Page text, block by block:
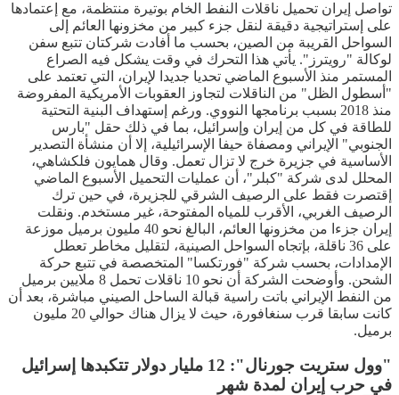
تواصل إيران تحميل ناقلات النفط الخام بوتيرة منتظمة، مع إعتمادها
على إستراتيجية دقيقة لنقل جزء كبير من مخزونها العائم إلى
السواحل القريبة من الصين، بحسب ما أفادت شركتان تتبع سفن
لوكالة "رويترز". يأتي هذا التحرك في وقت يشكل فيه الصراع
المستمر منذ الأسبوع الماضي تحديا جديدا لإيران، التي تعتمد على
"أسطول الظل" من الناقلات لتجاوز العقوبات الأمريكية المفروضة
منذ 2018 بسبب برنامجها النووي. ورغم إستهداف البنية التحتية
للطاقة في كل من إيران وإسرائيل، بما في ذلك حقل "بارس
الجنوبي" الإيراني ومصفاة حيفا الإسرائيلية، إلا أن منشأة التصدير
الأساسية في جزيرة خرج لا تزال تعمل. وقال همايون فلكشاهي،
المحلل لدى شركة "كبلر"، أن عمليات التحميل الأسبوع الماضي
إقتصرت فقط على الرصيف الشرقي للجزيرة، في حين ترك
الرصيف الغربي، الأقرب للمياه المفتوحة، غير مستخدم. ونقلت
إيران جزءا من مخزونها العائم، البالغ نحو 40 مليون برميل موزعة
على 36 ناقلة، بإتجاه السواحل الصينية، لتقليل مخاطر تعطل
الإمدادات، بحسب شركة "فورتكسا" المتخصصة في تتبع حركة
الشحن. وأوضحت الشركة أن نحو 10 ناقلات تحمل 8 ملايين برميل
من النفط الإيراني باتت راسية قبالة الساحل الصيني مباشرة، بعد أن
كانت سابقا قرب سنغافورة، حيث لا يزال هناك حوالي 20 مليون
برميل.
"وول ستريت جورنال": 12 مليار دولار تتكبدها إسرائيل
في حرب إيران لمدة شهر